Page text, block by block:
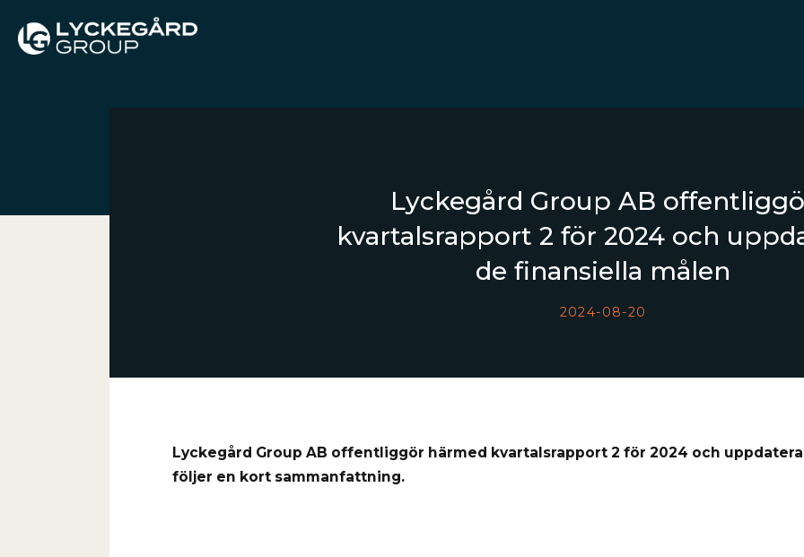
Lyckegård Group AB
kvartalsrapport 2 för 2024 och
de finansiella målen
2024-08-20
Lyckegård Group AB offentliggör härmed kvartalsrapport 2 för 2024 och
följer en kort sammanfattning.